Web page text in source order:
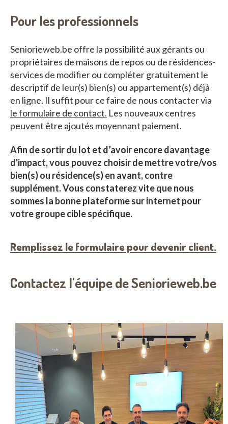
Pour les professionnels
Seniorieweb.be offre la possibilité aux gérants ou
propriétaires de maisons de repos ou de résidences-
services de modifier ou compléter gratuitement le
descriptif de leur(s) bien(s) ou appartement(s) déjà
en ligne. Il suffit pour ce faire de nous contacter via
le formulaire de contact. Les nouveaux centres
peuvent être ajoutés moyennant paiement.
Afin de sortir du lot et d’avoir encore davantage
d'impact, vous pouvez choisir de mettre votre/vos
bien(s) ou résidence(s) en avant, contre
supplément. Vous constaterez vite que nous
sommes la bonne plateforme sur internet pour
votre groupe cible spécifique.
Remplissez le formulaire pour devenir client.
Contactez l'équipe de Seniorieweb.be